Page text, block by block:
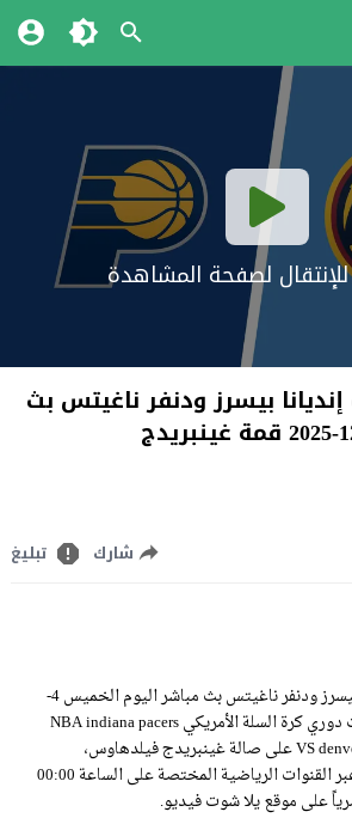
للإنتقال لصفحة المشاهدة
بيسرز ودنفر ناغيتس بث
مباشر اليوم 4-12-2025 قمة غينبريدج
شارك تبليغ
مشاهدة مباراة إنديانا بيسرز ودنفر ناغيتس بث مباشر اليوم الخميس 4-
12-2025 ضمن منافسات دوري كرة السلة الأمريكي NBA indiana pacers
VS denver nuggets Live Stream على صالة غينبريدج فيلدهاوس،
وسيكون اللقاء منقولًا عبر القنوات الرياضية المختصة على الساعة 00:00
على موقع يلا شوت فيديو.